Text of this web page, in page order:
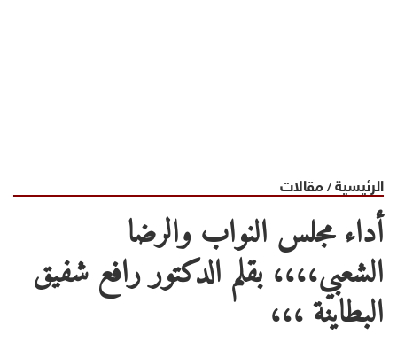
الرئيسية/مقالات
أداء مجلس النواب والرضا
الشعبي،،،، بقلم الدكتور رافع شفيق
البطاينة ،،،